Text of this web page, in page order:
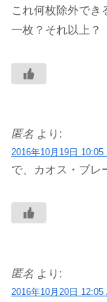
これ何枚除外でき
一枚？それ以上？
匿名 より:
2016年10月19日 10:05
で、カオス・ブレ
匿名 より:
2016年10月20日 12:05